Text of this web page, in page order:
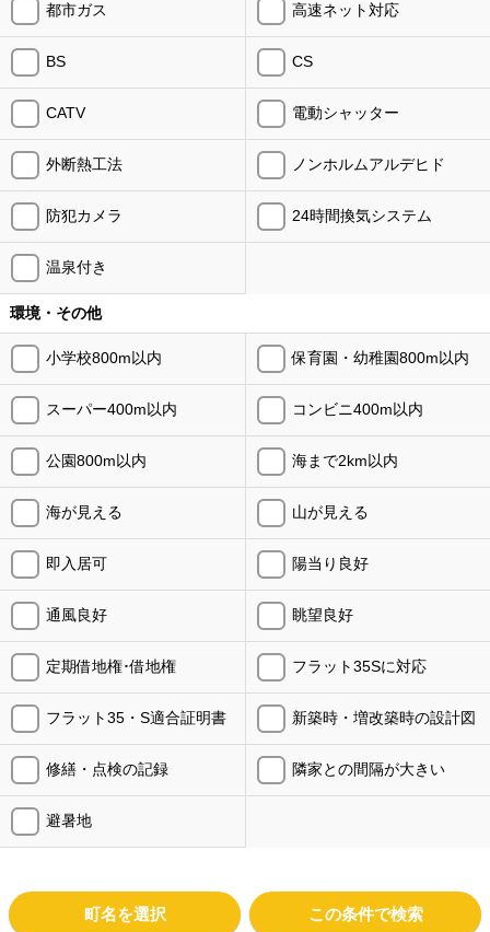
都市ガス 高速ネット対応
BS CS
CATV 電動シャッター
外断熱工法 ノンホルムアルデヒド
防犯カメラ 24時間換気システム
温泉付き
環境・その他
小学校800m以内 保育園・幼稚園800m以内
スーパー400m以内 コンビニ400m以内
公園800m以内 海まで2km以内
海が見える 山が見える
即入居可 陽当り良好
通風良好 眺望良好
定期借地権･借地権 フラット35Sに対応
フラット35・S適合証明書 新築時・増改築時の設計図
修繕・点検の記録 隣家との間隔が大きい
避暑地
町名を選択 この条件で検索